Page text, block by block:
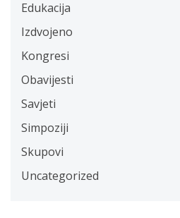
Edukacija
Izdvojeno
Kongresi
Obavijesti
Savjeti
Simpoziji
Skupovi
Uncategorized